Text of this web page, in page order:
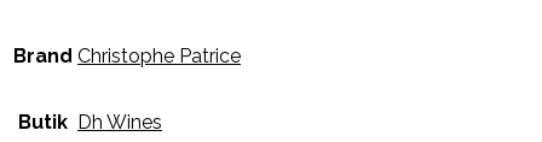
Brand Christophe Patrice
Butik Dh Wines